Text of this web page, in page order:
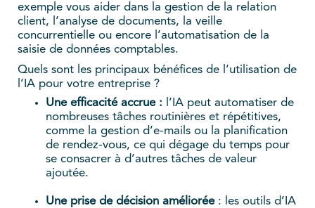
exemple vous aider dans la gestion de la relation
client, l’analyse de documents, la veille
concurrentielle ou encore l’automatisation de la
saisie de données comptables.
Quels sont les principaux bénéfices de l’utilisation de
l’IA pour votre entreprise ?
Une efficacité accrue : l’IA peut automatiser de
nombreuses tâches routinières et répétitives,
comme la gestion d’e-mails ou la planification
de rendez-vous, ce qui dégage du temps pour
se consacrer à d’autres tâches de valeur
ajoutée.
Une prise de décision améliorée : les outils d’IA